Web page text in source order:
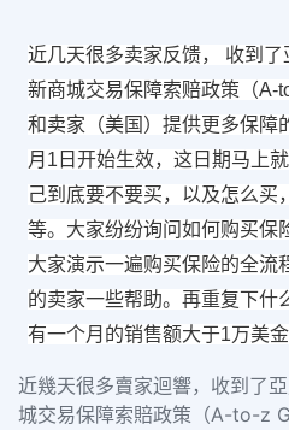
近几天很多卖家反馈， 收到
新商城交易保障索赔政策（A-
和卖家（美国）提供更多保障
月1日开始生效，这日期马上
己到底要不要买，以及怎么买
等。大家纷纷询问如何购买保
大家演示一遍购买保险的全流
的卖家一些帮助。再重复下什
有一个月的销售额大于1万美
近幾天很多賣家迴響，收到了
城交易保障索賠政策（A-to-z